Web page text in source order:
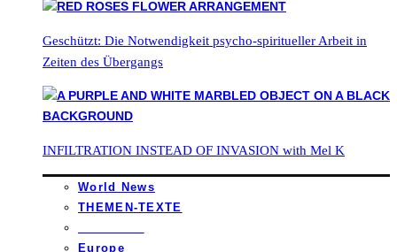
Geschützt: Die Notwendigkeit psycho-spiritueller Arbeit in
Zeiten des Übergangs
INFILTRATION INSTEAD OF INVASION with Mel K
World News
THEMEN-TEXTE
Europe